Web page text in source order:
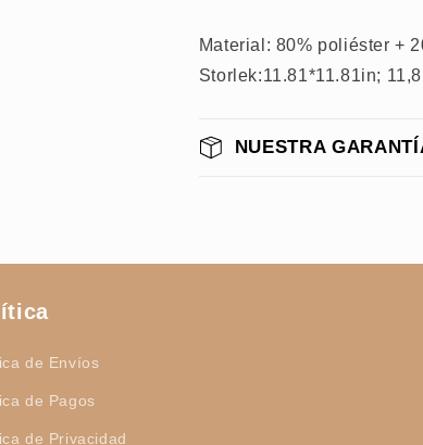
Material: 80% poliéster +
Storlek:11.81*11.81in;
NUESTRA
de Envíos
de Pagos
de Privacidad